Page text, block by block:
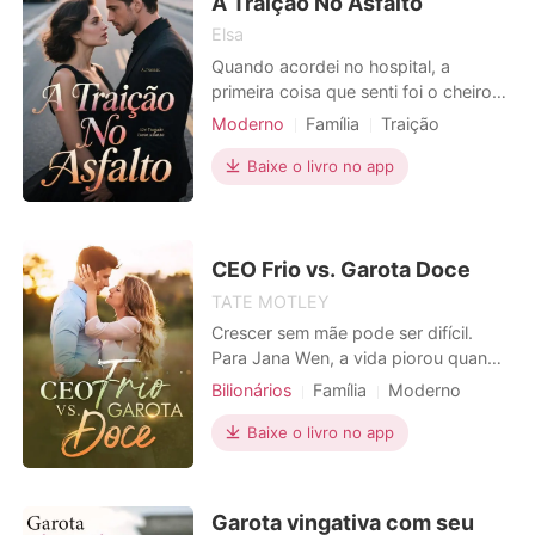
meticulosamente meu vi
Elsa
Quando acordei no hospital, a
primeira coisa que senti foi o cheiro
forte a desinfetante. O meu braço
sítios. O meu noivo, Pedro, não
estava ali. A última mensagem que ele
para mim. Era para
Moderno Família
Traição
Heroína
Polícia Urbano
Baixe o livro no app
CEO Frio vs. Garota Doce
TATE MOTLEY
Crescer sem mãe pode ser difícil.
Para Jana Wen, a vida piorou quando
seu pai, Henry, trouxe para casa sua
tentando causar problemas, Henry
não queria trazer problemas pra filha,
Bilionários Família
Moderno
Estatuto social
CEO
Teimoso
Narrativa não-linear
Baixe o livro no app
Garota vingativa com seu